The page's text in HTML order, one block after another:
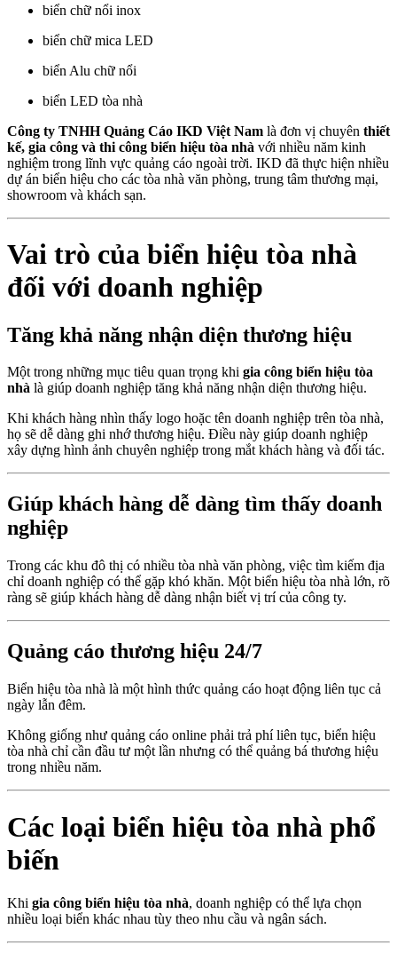
biển chữ nổi inox
biển chữ mica LED
biển Alu chữ nổi
biển LED tòa nhà
Công ty TNHH Quảng Cáo IKD Việt Nam là đơn vị chuyên thiết
kế, gia công và thi công biển hiệu tòa nhà với nhiều năm kinh
nghiệm trong lĩnh vực quảng cáo ngoài trời. IKD đã thực hiện nhiều
dự án biển hiệu cho các tòa nhà văn phòng, trung tâm thương mại,
showroom và khách sạn.
Vai trò của biển hiệu tòa nhà
đối với doanh nghiệp
Tăng khả năng nhận diện thương hiệu
Một trong những mục tiêu quan trọng khi gia công biển hiệu tòa
nhà là giúp doanh nghiệp tăng khả năng nhận diện thương hiệu.
Khi khách hàng nhìn thấy logo hoặc tên doanh nghiệp trên tòa nhà,
họ sẽ dễ dàng ghi nhớ thương hiệu. Điều này giúp doanh nghiệp
xây dựng hình ảnh chuyên nghiệp trong mắt khách hàng và đối tác.
Giúp khách hàng dễ dàng tìm thấy doanh
nghiệp
Trong các khu đô thị có nhiều tòa nhà văn phòng, việc tìm kiếm địa
chỉ doanh nghiệp có thể gặp khó khăn. Một biển hiệu tòa nhà lớn, rõ
ràng sẽ giúp khách hàng dễ dàng nhận biết vị trí của công ty.
Quảng cáo thương hiệu 24/7
Biển hiệu tòa nhà là một hình thức quảng cáo hoạt động liên tục cả
ngày lẫn đêm.
Không giống như quảng cáo online phải trả phí liên tục, biển hiệu
tòa nhà chỉ cần đầu tư một lần nhưng có thể quảng bá thương hiệu
trong nhiều năm.
Các loại biển hiệu tòa nhà phổ
biến
Khi gia công biển hiệu tòa nhà, doanh nghiệp có thể lựa chọn
nhiều loại biển khác nhau tùy theo nhu cầu và ngân sách.